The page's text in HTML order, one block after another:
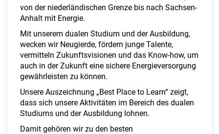
von der niederländischen Grenze bis nach Sachsen-
Anhalt mit Energie.
Mit unserem dualen Studium und der Ausbildung,
wecken wir Neugierde, fördern junge Talente,
vermitteln Zukunftsvisionen und das Know-how, um
auch in der Zukunft eine sichere Energieversorgung
gewährleisten zu können.
Unsere Auszeichnung „Best Place to Learn“ zeigt,
dass sich unsere Aktivitäten im Bereich des dualen
Studiums und der Ausbildung lohnen.
Damit gehören wir zu den besten